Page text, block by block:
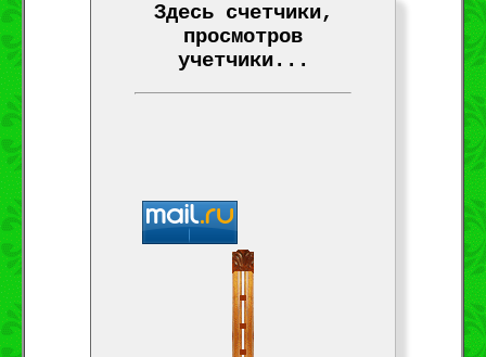
Здесь счетчики,
просмотров
учетчики...